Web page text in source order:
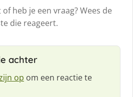
heb je een vraag? Wees de
die reageert.
achter
op om een reactie te